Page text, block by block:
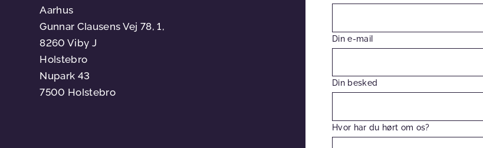
Din e-mail
Din besked
Hvor har du hørt om os?
Aarhus
Gunnar Clausens Vej 78, 1,
8260 Viby J
Holstebro
Nupark 43
7500 Holstebro